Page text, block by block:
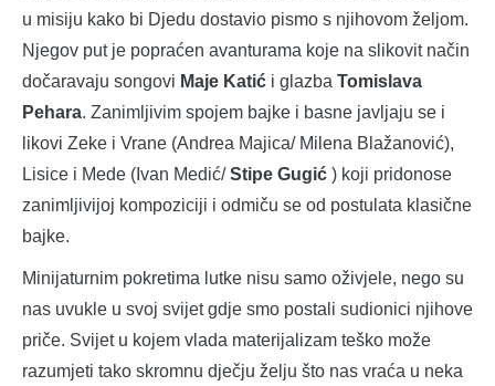
u misiju kako bi Djedu dostavio pismo s njihovom željom.
Njegov put je popraćen avanturama koje na slikovit način
dočaravaju songovi Maje Katić i glazba Tomislava
Pehara. Zanimljivim spojem bajke i basne javljaju se i
likovi Zeke i Vrane (Andrea Majica/ Milena Blažanović),
Lisice i Mede (Ivan Medić/Stipe Gugić ) koji pridonose
zanimljivijoj kompoziciji i odmiču se od postulata klasične
bajke.
Minijaturnim pokretima lutke nisu samo oživjele, nego su
nas uvukle u svoj svijet gdje smo postali sudionici njihove
priče. Svijet u kojem vlada materijalizam teško može
razumjeti tako skromnu dječju želju što nas vraća u neka